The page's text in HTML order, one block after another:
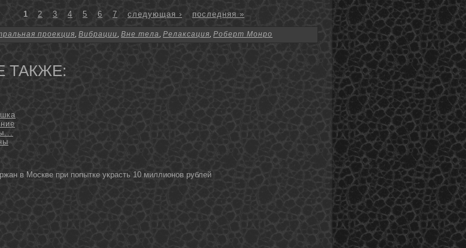
1
2 3 4 5 6 7 следующая › последняя »
проекция, Вибрации, Вне тела, Релаксация, Роберт Монро
ТАКЖЕ:
в Москве при попытке украсть 10 миллионов рублей